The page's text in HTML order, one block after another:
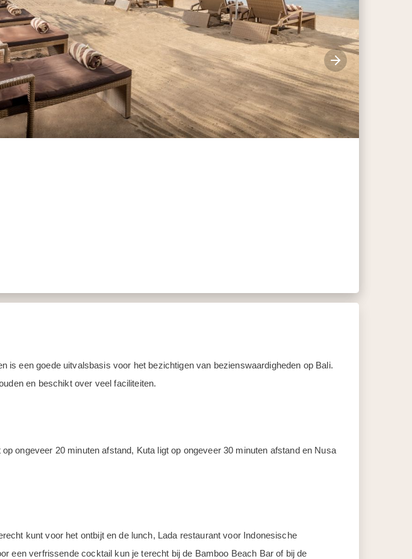
is een goede uitvalsbasis voor het bezichtigen van bezienswaardigheden op Bali.
en beschikt over veel faciliteiten.
ongeveer 20 minuten afstand, Kuta ligt op ongeveer 30 minuten afstand en Nusa
kunt voor het ontbijt en de lunch, Lada restaurant voor Indonesische
een verfrissende cocktail kun je terecht bij de Bamboo Beach Bar of bij de